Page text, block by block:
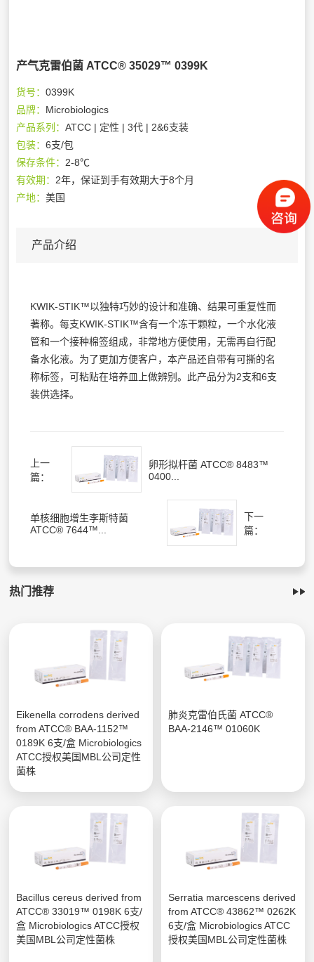
产气克雷伯菌 ATCC® 35029™ 0399K
货号：0399K
品牌： Microbiologics
产品系列：ATCC | 定性 | 3代 | 2&6支装
包装：6支/包
保存条件： 2-8℃
有效期： 2年，保证到手有效期大于8个月
产地：美国
产品介绍
KWIK-STIK™以独特巧妙的设计和准确、结果可重复性而
著称。每支KWIK-STIK™含有一个冻干颗粒，一个水化液
管和一个接种棉签组成，非常地方便使用，无需再自行配
备水化液。为了更加方便客户，本产品还自带有可撕的名
称标签，可粘贴在培养皿上做辨别。此产品分为2支和6支
装供选择。
上一
篇：
卵形拟杆菌 ATCC® 8483™
0400...
单核细胞增生李斯特菌
ATCC® 7644™...
下一
篇：
热门推荐
Eikenella corrodens derived
from ATCC® BAA-1152™
0189K 6支/盒 Microbiologics
ATCC授权美国MBL公司定性
菌株
肺炎克雷伯氏菌 ATCC®
BAA-2146™ 01060K
Bacillus cereus derived from
ATCC® 33019™ 0198K 6支/
盒 Microbiologics ATCC授权
美国MBL公司定性菌株
Serratia marcescens derived
from ATCC® 43862™ 0262K
6支/盒 Microbiologics ATCC
授权美国MBL公司定性菌株